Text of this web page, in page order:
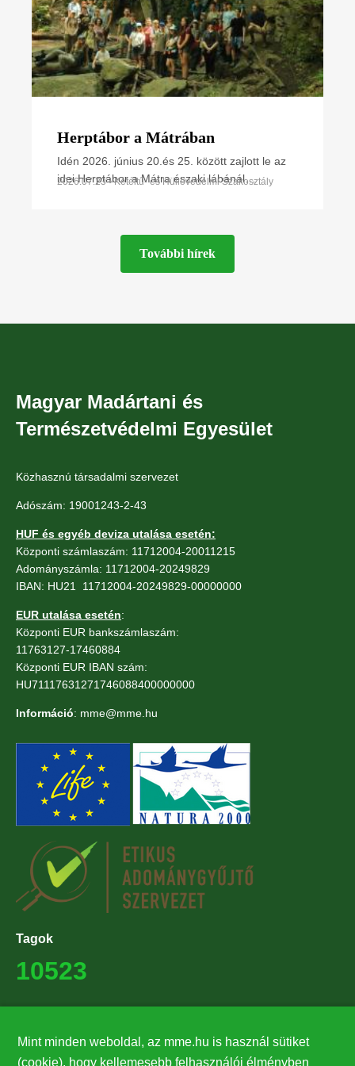
Herptábor a Mátrában
Idén 2026. június 20.és 25. között zajlott le az
idei Herptábor a Mátra északi lábánál
2026.07.23 • Kétéltű- és Hüllővédelmi Szakosztály
További hírek
Magyar Madártani és
Természetvédelmi Egyesület
Közhasznú társadalmi szervezet
Adószám: 19001243-2-43
HUF és egyéb deviza utalása esetén:
Központi számlaszám: 11712004-20011215
Adományszámla: 11712004-20249829
IBAN: HU21 11712004-20249829-00000000
EUR utalása esetén:
Központi EUR bankszámlaszám:
11763127-17460884
Központi EUR IBAN szám:
HU71117631271746088400000000
Információ: mme@mme.hu
Tagok
10523
27224
Mint minden weboldal, az mme.hu is használ sütiket
(cookie), hogy kellemesebb felhasználói élményben